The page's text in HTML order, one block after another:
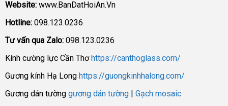
Website:www.BanDatHoiAn.Vn
Hotline:098.123.0236
Tư vấn qua Zalo:098.123.0236
Kính cường lực Cần Thơhttps://canthoglass.com/
Gương kính Hạ Long https://guongkinhhalong.com/
Gương dán tường gương dán tường| Gạch mosaic